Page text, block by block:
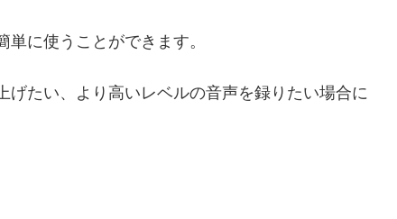
に使うことができます。
たい、より高いレベルの音声を録りたい場合に